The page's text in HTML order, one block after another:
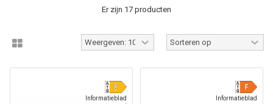
Er zijn 17 producten
Informatieblad Informatieblad